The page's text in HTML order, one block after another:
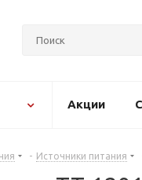
Акции
- Источники питания